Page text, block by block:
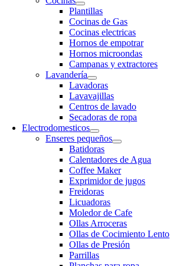
Plantillas
Cocinas de Gas
Cocinas electricas
Hornos de empotrar
Hornos microondas
Campanas y extractores
Lavandería
Lavadoras
Lavavajillas
Centros de lavado
Secadoras de ropa
Electrodomesticos
Enseres pequeños
Batidoras
Calentadores de Agua
Coffee Maker
Exprimidor de jugos
Freidoras
Licuadoras
Moledor de Cafe
Ollas Arroceras
Ollas de Cocimiento Lento
Ollas de Presión
Parrillas